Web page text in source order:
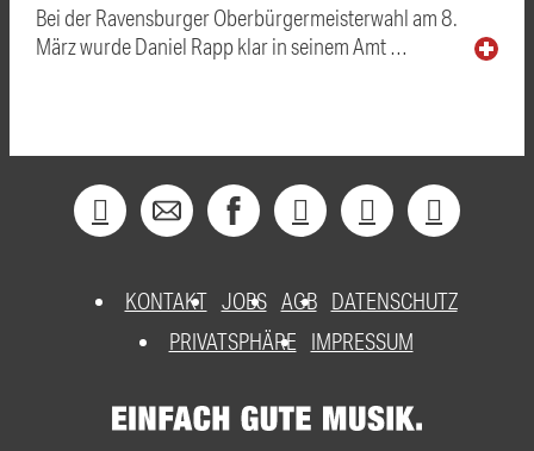
Bei der Ravensburger Oberbürgermeisterwahl am 8.
März wurde Daniel Rapp klar in seinem Amt …
KONTAKT JOBS AGB DATENSCHUTZ
PRIVATSPHÄRE
IMPRESSUM